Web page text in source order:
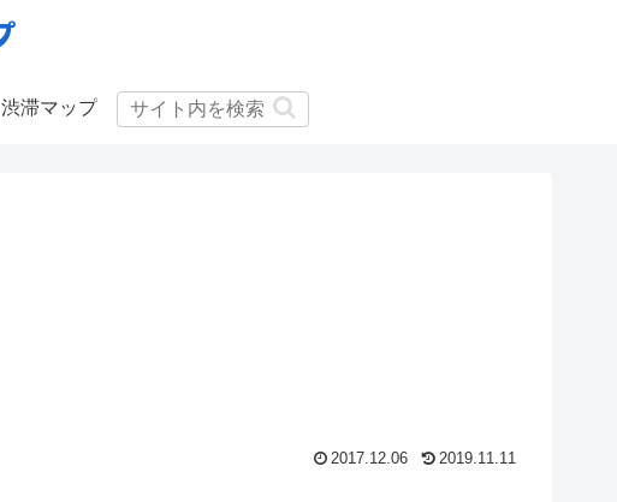
渋滞マップ
2017.12.06 2019.11.11